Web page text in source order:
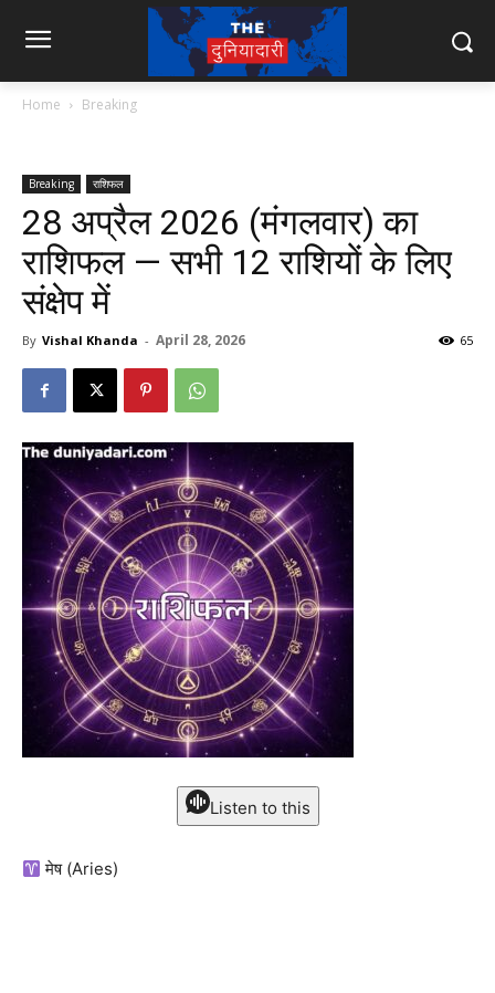
Home Breaking
Breaking राशिफल
28 अप्रैल 2026 (मंगलवार) का
राशिफल — सभी 12 राशियों के लिए
संक्षेप में
By Vishal Khanda - April 28, 2026 65
Listen to this
मेष (Aries)